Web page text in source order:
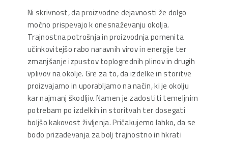
Ni skrivnost, da proizvodne dejavnosti že dolgo
močno prispevajo k onesnaževanju okolja.
Trajnostna potrošnja in proizvodnja pomenita
učinkovitejšo rabo naravnih virov in energije ter
zmanjšanje izpustov toplogrednih plinov in drugih
vplivov na okolje. Gre za to, da izdelke in storitve
proizvajamo in uporabljamo na način, ki je okolju
kar najmanj škodljiv. Namen je zadostiti temeljnim
potrebam po izdelkih in storitvah ter dosegati
boljšo kakovost življenja. Pričakujemo lahko, da se
bodo prizadevanja za bolj trajnostno in hkrati